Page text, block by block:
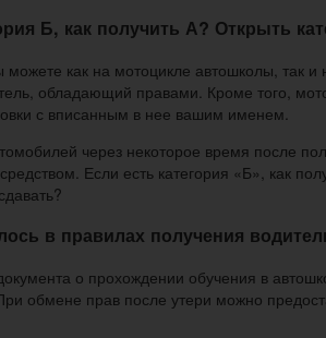
Б, как получить А? Открыть
как на мотоцикле автошколы, так
обладающий правами. Кроме того,
с вписанным в нее вашим именем.
через некоторое время после
Если есть категория «Б», как
в правилах получения
о прохождении обучения в
обмене прав после утери можно